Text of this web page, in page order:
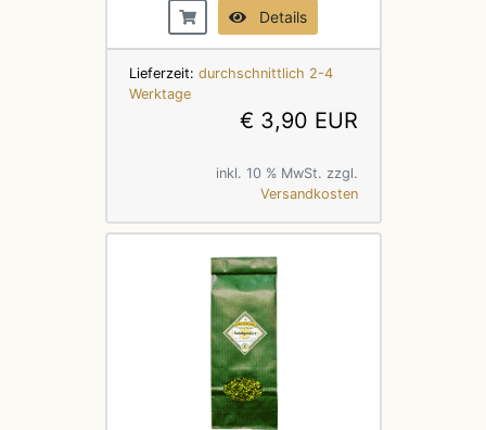
Details
Lieferzeit: durchschnittlich 2-4
Werktage
€ 3,90 EUR
inkl. 10 % MwSt. zzgl.
Versandkosten